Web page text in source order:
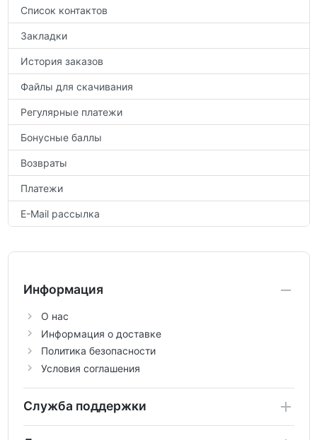
Список контактов
Закладки
История заказов
Файлы для скачивания
Регулярные платежи
Бонусные баллы
Возвраты
Платежи
E-Mail рассылка
Информация
О нас
Информация о доставке
Политика безопасности
Условия соглашения
Служба поддержки